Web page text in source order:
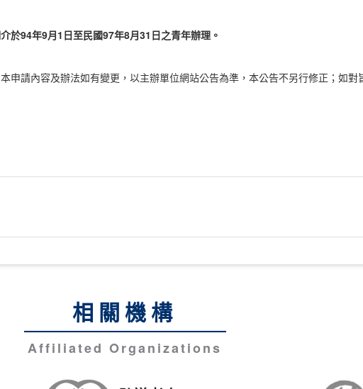
於94年9月1日至民國97年8月31日之青年辦理。
申請內容及辦法如有變更，以主辦單位網站公告為準，本公告不另行修正；如
相關機構
Affiliated Organizations